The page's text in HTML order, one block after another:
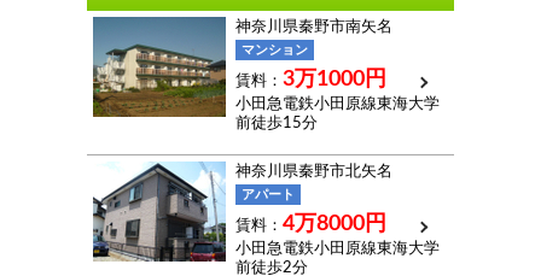
神奈川県秦野市南矢名
マンション
賃料： 3万1000円
小田急電鉄小田原線東海大学
前徒歩15分
神奈川県秦野市北矢名
アパート
賃料： 4万8000円
小田急電鉄小田原線東海大学
前徒歩2分